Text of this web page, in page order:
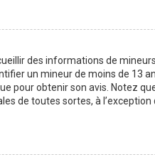
des informations de
un mineur de moins de 13
pour obtenir son avis. Notez
de toutes sortes, à